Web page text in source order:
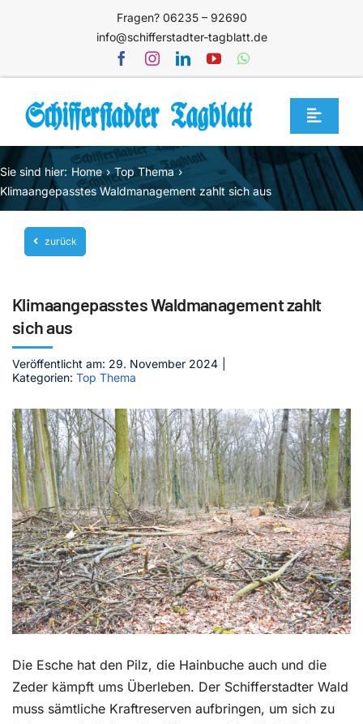
Fragen? 06235 – 92690
info@schifferstadter-tagblatt.de
Toggle
Home
Themen
Blog
Unternehmen
Mediathek
Jetzt abonnieren
Sie sind hier: Home
Top Thema
Klimaangepasstes Waldmanagement zahlt sich aus
zurück
Klimaangepasstes Waldmanagement zahlt
sich aus
Veröffentlicht am: 29. November 2024
Kategorien: Top Thema
Die Esche hat den Pilz, die Hainbuche auch und die
Zeder kämpft ums Überleben. Der Schifferstadter Wald
muss sämtliche Kraftreserven aufbringen, um sich zu